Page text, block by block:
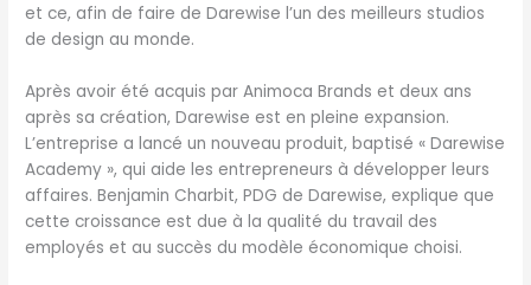
et ce, afin de faire de Darewise l’un des meilleurs studios
de design au monde.
Après avoir été acquis par Animoca Brands et deux ans
après sa création, Darewise est en pleine expansion.
L’entreprise a lancé un nouveau produit, baptisé « Darewise
Academy », qui aide les entrepreneurs à développer leurs
affaires. Benjamin Charbit, PDG de Darewise, explique que
cette croissance est due à la qualité du travail des
employés et au succès du modèle économique choisi.